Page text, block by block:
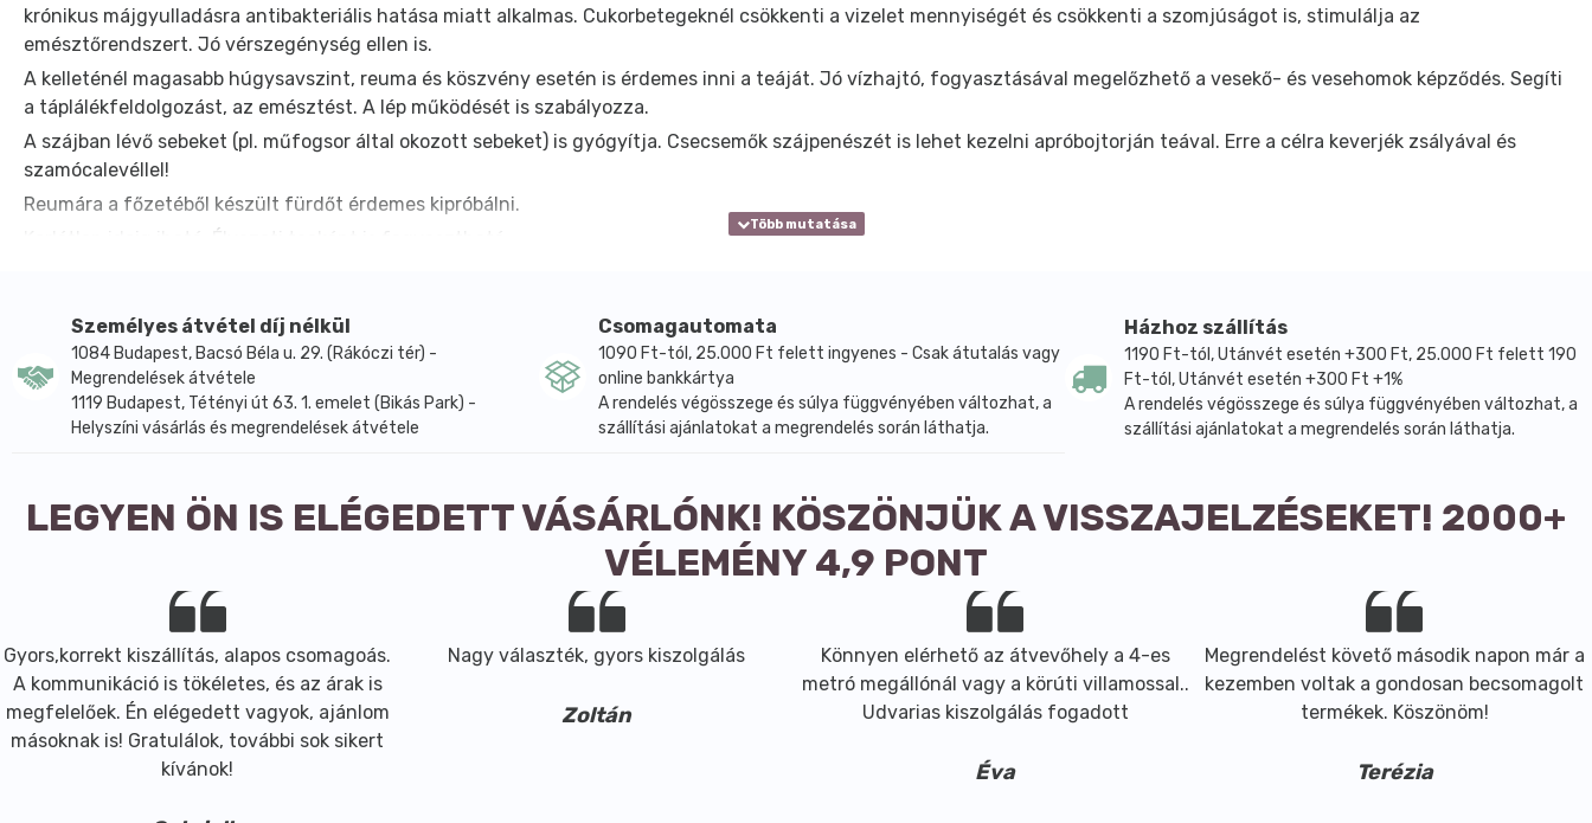
krónikus májgyulladásra antibakteriális hatása miatt alkalmas. Cukorbetegeknél csökkenti a vizelet mennyiségét és csökkenti a szomjúságot is, stimulálja az
emésztőrendszert. Jó vérszegénység ellen is.
A kelleténél magasabb húgysavszint, reuma és köszvény esetén is érdemes inni a teáját. Jó vízhajtó, fogyasztásával megelőzhető a vesekő- és vesehomok képződés. Segíti
a táplálékfeldolgozást, az emésztést. A lép működését is szabályozza.
A szájban lévő sebeket (pl. műfogsor által okozott sebeket) is gyógyítja. Csecsemők szájpenészét is lehet kezelni apróbojtorján teával. Erre a célra keverjék zsályával és
szamócalevéllel!
Reumára a főzetéből készült fürdőt érdemes kipróbálni.
Gyógyteáját forrázással készítjük a szokásos adagban. Naponta 3-4 csésze langyos teát fogyasszunk torokbántalmakra, mindenféle gyulladásra 4-5 napon keresztül.
Légzőszervi panaszok esetén mézzel vagy szedersziruppal édesíthetjük. Szájüregben lévő daganat esetén 15 gramm zsurlóból, 15 gramm apróbojtorjánból és 20 gramm
szederlevélből készült teával kell naponta többször öblögetni.
Vesehomok és vesekő megelőzésére heti egy csészével javasolt inni, reggel éhgyomorra. Májproblémák esetén, cukorbetegségre, vérszegénységre naponta egy csészével
Felhasználása külsőleg:
100 g növényt 1 l vízzel addig főzünk, míg a harmadára csökken. Ezzel a folyadékkal végzünk szájöblögetést, gargarizálást naponta 5-6 alkalommal torokfájásra,
légzőszervi betegségekre. Borogatásként használhatjuk rándulásra, ficamra, lumbágóra. Reumás panaszok esetén fürdővízbe öntött 3-4 liter apróbojtorján tea mérsékli a
fájdalmakat. Ugyanilyen fürdőt készítünk ágybavizelésre, vizelettartási problémákra is. Gyermekeknél is hasznos ágybavizelés ellen az apróbojtorjánból készült ülőfürdő.
Külsőleg még sebgyógyításra, kelések, pattanások kezelésére használhatjuk. Nehezen gyógyuló sebek kezelésére, enyhe felületi bőrgyulladásoknál borogatószerként
használhatjuk.
Csecsemőknek újszülött kortól külsőleg ajánlott.
Száraz és hűvős helyen tárolandó.
Személyes átvétel díj nélkül
1084 Budapest, Bacsó Béla u. 29. (Rákóczi tér) -
Megrendelések átvétele
1119 Budapest, Tétényi út 63. 1. emelet (Bikás Park) -
Helyszíni vásárlás és megrendelések átvétele
Csomagautomata
1090 Ft-tól, 25.000 Ft felett ingyenes - Csak átutalás vagy
online bankkártya
A rendelés végösszege és súlya függvényében változhat, a
szállítási ajánlatokat a megrendelés során láthatja.
Házhoz szállítás
1190 Ft-tól, Utánvét esetén +300 Ft, 25.000 Ft felett 190
Ft-tól, Utánvét esetén +300 Ft +1%
A rendelés végösszege és súlya függvényében változhat, a
szállítási ajánlatokat a megrendelés során láthatja.
LEGYEN ÖN IS ELÉGEDETT VÁSÁRLÓNK! KÖSZÖNJÜK A VISSZAJELZÉSEKET! 2000+
VÉLEMÉNY 4,9 PONT
Gyors,korrekt kiszállítás, alapos csomagoás.
A kommunikáció is tökéletes, és az árak is
megfelelőek. Én elégedett vagyok, ajánlom
másoknak is! Gratulálok, további sok sikert
kívánok!
Nagy választék, gyors kiszolgálás
Zoltán
Könnyen elérhető az átvevőhely a 4-es
metró megállónál vagy a körúti villamossal..
Udvarias kiszolgálás fogadott
Éva
Megrendelést követő második napon már a
kezemben voltak a gondosan becsomagolt
termékek. Köszönöm!
Terézia